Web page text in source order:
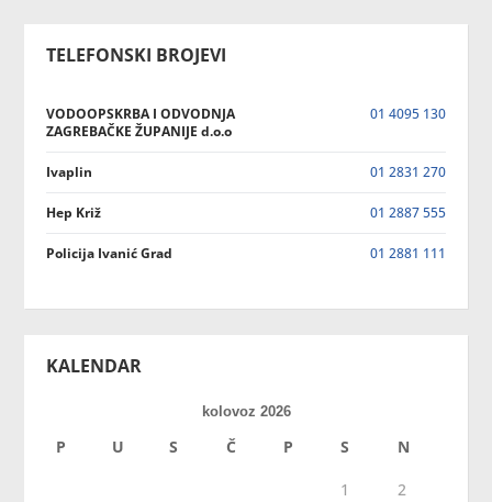
TELEFONSKI BROJEVI
VODOOPSKRBA I ODVODNJA
ZAGREBAČKE ŽUPANIJE d.o.o
01 4095 130
Ivaplin 01 2831 270
Hep Križ 01 2887 555
Policija Ivanić Grad 01 2881 111
KALENDAR
kolovoz 2026
P U S Č P S N
1
2